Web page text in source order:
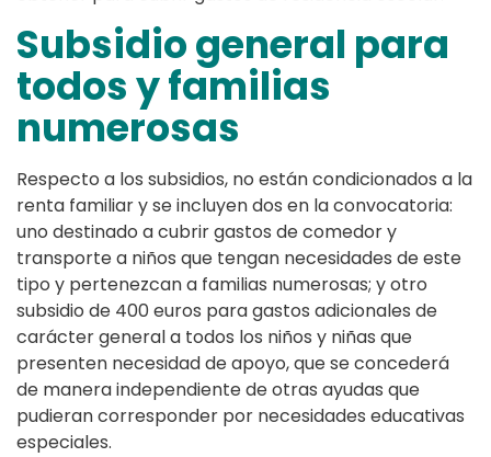
Subsidio general para
todos y familias
numerosas
Respecto a los subsidios, no están condicionados a la
renta familiar y se incluyen dos en la convocatoria:
uno destinado a cubrir gastos de comedor y
transporte a niños que tengan necesidades de este
tipo y pertenezcan a familias numerosas; y otro
subsidio de 400 euros para gastos adicionales de
carácter general a todos los niños y niñas que
presenten necesidad de apoyo, que se concederá
de manera independiente de otras ayudas que
pudieran corresponder por necesidades educativas
especiales.